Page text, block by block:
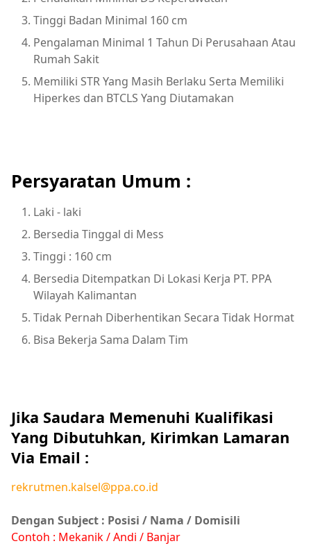
Tinggi Badan Minimal 160 cm
Pengalaman Minimal 1 Tahun Di Perusahaan Atau
Rumah Sakit
Memiliki STR Yang Masih Berlaku Serta Memiliki
Hiperkes dan BTCLS Yang Diutamakan
Persyaratan Umum :
Laki - laki
Bersedia Tinggal di Mess
Tinggi : 160 cm
Bersedia Ditempatkan Di Lokasi Kerja PT. PPA
Wilayah Kalimantan
Tidak Pernah Diberhentikan Secara Tidak Hormat
Bisa Bekerja Sama Dalam Tim
Jika Saudara Memenuhi Kualifikasi
Yang Dibutuhkan, Kirimkan Lamaran
Via Email :
rekrutmen.kalsel@ppa.co.id
Dengan Subject : Posisi / Nama / Domisili
Contoh : Mekanik / Andi / Banjar